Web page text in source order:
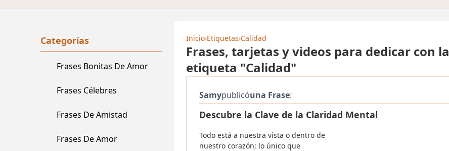
Categorías
Frases Bonitas De Amor
Frases Célebres
Frases De Amistad
Frases De Amor
Inicio›Etiquetas›Calidad
Frases, tarjetas y videos para dedicar con la
etiqueta "Calidad"
Samypublicóuna Frase:
Descubre la Clave de la Claridad Mental
Todo está a nuestra vista o dentro de
nuestro corazón; lo único que